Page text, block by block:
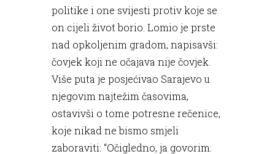
politike i one svijesti protiv koje se
on cijeli život borio. Lomio je prste
nad opkoljenim gradom, napisavši:
čovjek koji ne očajava nije čovjek.
Više puta je posjećivao Sarajevo u
njegovim najtežim časovima,
ostavivši o tome potresne rečenice,
koje nikad ne bismo smjeli
zaboraviti: “Očigledno, ja govorim: